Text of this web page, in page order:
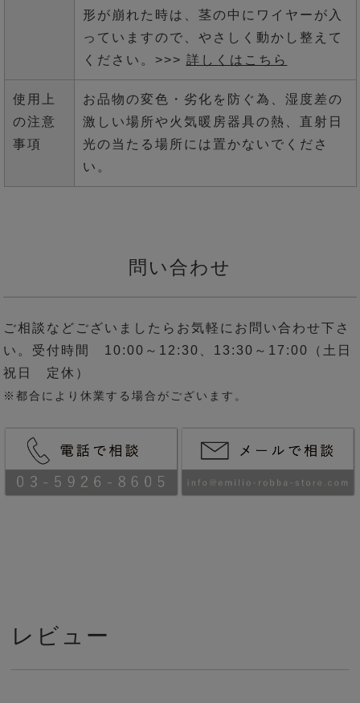
形が崩れた時は、茎の中にワイヤーが入
っていますので、やさしく動かし整えて
ください。>>> 詳しくはこちら
使用上
の注意
事項
お品物の変色・劣化を防ぐ為、湿度差の
激しい場所や火気暖房器具の熱、直射日
光の当たる場所には置かないでくださ
い。
問い合わせ
ご相談などございましたらお気軽にお問い合わせ下さ
い。受付時間 10:00～12:30、13:30～17:00（土日
祝日 定休）
※都合により休業する場合がございます。
レビュー